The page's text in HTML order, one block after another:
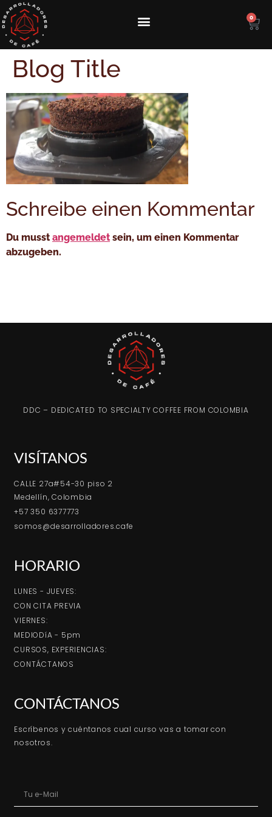
0
Blog Title
Schreibe einen Kommentar
Du musst angemeldet sein, um einen Kommentar
abzugeben.
DDC – DEDICATED TO SPECIALTY COFFEE FROM COLOMBIA
VISÍTANOS
CALLE 27a#54-30 piso 2
Medellín, Colombia
+57 350 6377773
somos@desarrolladores.cafe
HORARIO
LUNES - JUEVES:
CON CITA PREVIA
VIERNES:
MEDIODíA - 5pm
CURSOS, EXPERIENCIAS:
CONTÁCTANOS
CONTÁCTANOS
Escríbenos y cuéntanos cual curso vas a tomar con
nosotros.